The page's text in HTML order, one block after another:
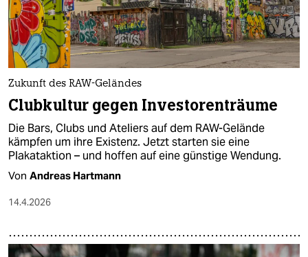
Zukunft des RAW-Geländes
Clubkultur gegen Investorenträume
Die Bars, Clubs und Ateliers auf dem RAW-Gelände
kämpfen um ihre Existenz. Jetzt starten sie eine
Plakataktion – und hoffen auf eine günstige Wendung.
Von Andreas Hartmann
14.4.2026